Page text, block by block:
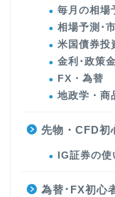
毎月の相場
相場予測･
米国債券投
金利･政策
FX・為替
地政学・商
先物・CFD初
IG証券の使
為替･FX初心